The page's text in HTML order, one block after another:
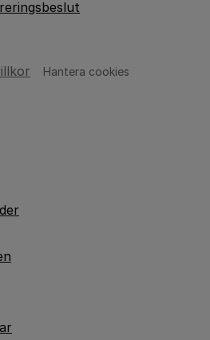
Hantera cookies